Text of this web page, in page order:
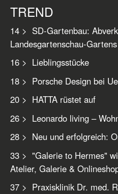
TREND
14 > SD-Gartenbau:
Landesgartenschau-Gartens
16 > Lieblingsstücke
18 > Porsche Design bei
20 > HATTA rüstet auf
26 > Leonardo living –
28 > Neu und erfolgreich:
33 > "Galerie to Hermes"
Atelier, Galerie &
37 > Praxisklinik Dr. med.